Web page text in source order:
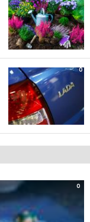
0
0